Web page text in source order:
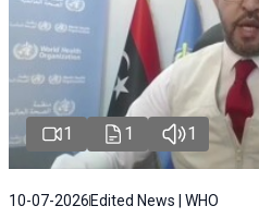
1 1 1
10-07-2026 Edited News | WHO